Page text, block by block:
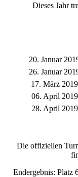
Dieses Jahr
20. Januar
26. Januar
17. März 2019
06. April 2019
28. April 2019
Die offiziellen
Endergebnis: Platz